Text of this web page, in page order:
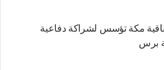
مكة تؤسس لشراكة دفاعية
برس